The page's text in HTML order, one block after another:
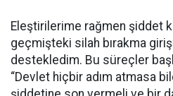
Eleştirilerime rağmen şiddet
geçmişteki silah bırakma
destekledim. Bu süreçler
“Devlet hiçbir adım atmasa